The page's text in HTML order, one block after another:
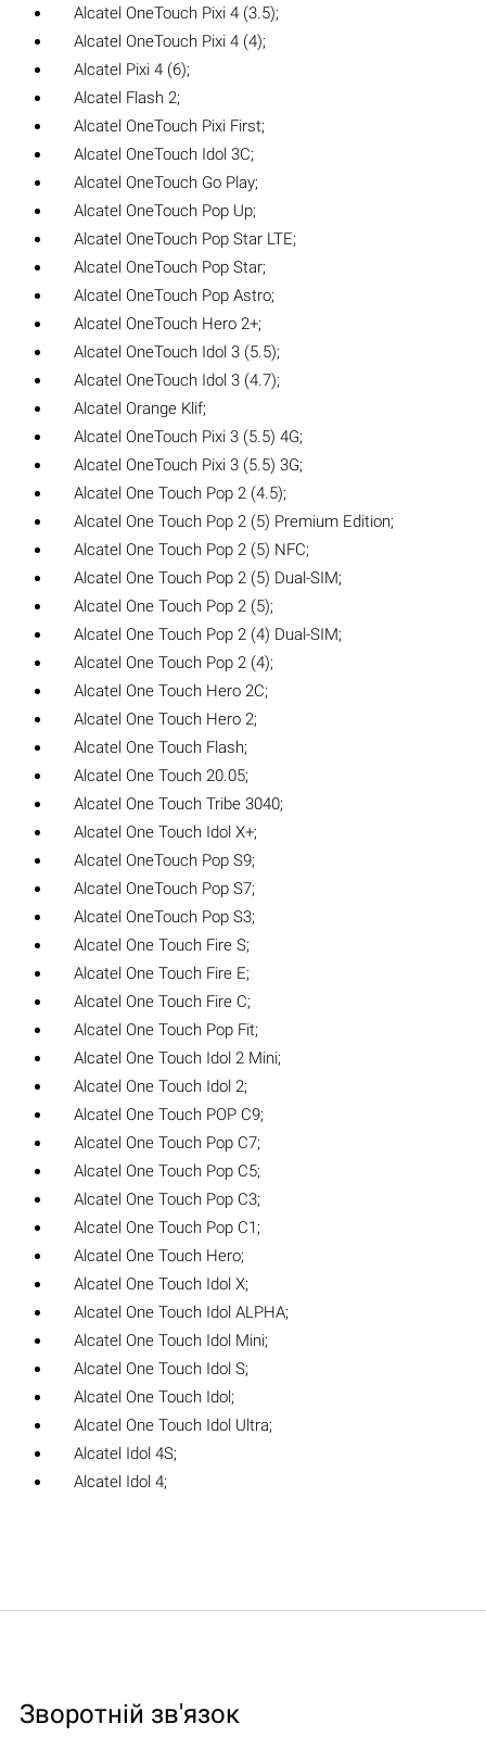
Alcatel OneTouch Pixi 4 (3.5);
Alcatel OneTouch Pixi 4 (4);
Alcatel Pixi 4 (6);
Alcatel Flash 2;
Alcatel OneTouch Pixi First;
Alcatel OneTouch Idol 3C;
Alcatel OneTouch Go Play;
Alcatel OneTouch Pop Up;
Alcatel OneTouch Pop Star LTE;
Alcatel OneTouch Pop Star;
Alcatel OneTouch Pop Astro;
Alcatel OneTouch Hero 2+;
Alcatel OneTouch Idol 3 (5.5);
Alcatel OneTouch Idol 3 (4.7);
Alcatel Orange Klif;
Alcatel OneTouch Pixi 3 (5.5) 4G;
Alcatel OneTouch Pixi 3 (5.5) 3G;
Alcatel One Touch Pop 2 (4.5);
Alcatel One Touch Pop 2 (5) Premium Edition;
Alcatel One Touch Pop 2 (5) NFC;
Alcatel One Touch Pop 2 (5) Dual-SIM;
Alcatel One Touch Pop 2 (5);
Alcatel One Touch Pop 2 (4) Dual-SIM;
Alcatel One Touch Pop 2 (4);
Alcatel One Touch Hero 2C;
Alcatel One Touch Hero 2;
Alcatel One Touch Flash;
Alcatel One Touch 20.05;
Alcatel One Touch Tribe 3040;
Alcatel One Touch Idol X+;
Alcatel OneTouch Pop S9;
Alcatel OneTouch Pop S7;
Alcatel OneTouch Pop S3;
Alcatel One Touch Fire S;
Alcatel One Touch Fire E;
Alcatel One Touch Fire C;
Alcatel One Touch Pop Fit;
Alcatel One Touch Idol 2 Mini;
Alcatel One Touch Idol 2;
Alcatel One Touch POP C9;
Alcatel One Touch Pop C7;
Alcatel One Touch Pop C5;
Alcatel One Touch Pop C3;
Alcatel One Touch Pop C1;
Alcatel One Touch Hero;
Alcatel One Touch Idol X;
Alcatel One Touch Idol ALPHA;
Alcatel One Touch Idol Mini;
Alcatel One Touch Idol S;
Alcatel One Touch Idol;
Alcatel One Touch Idol Ultra;
Alcatel Idol 4S;
Alcatel Idol 4;
Зворотній зв'язок